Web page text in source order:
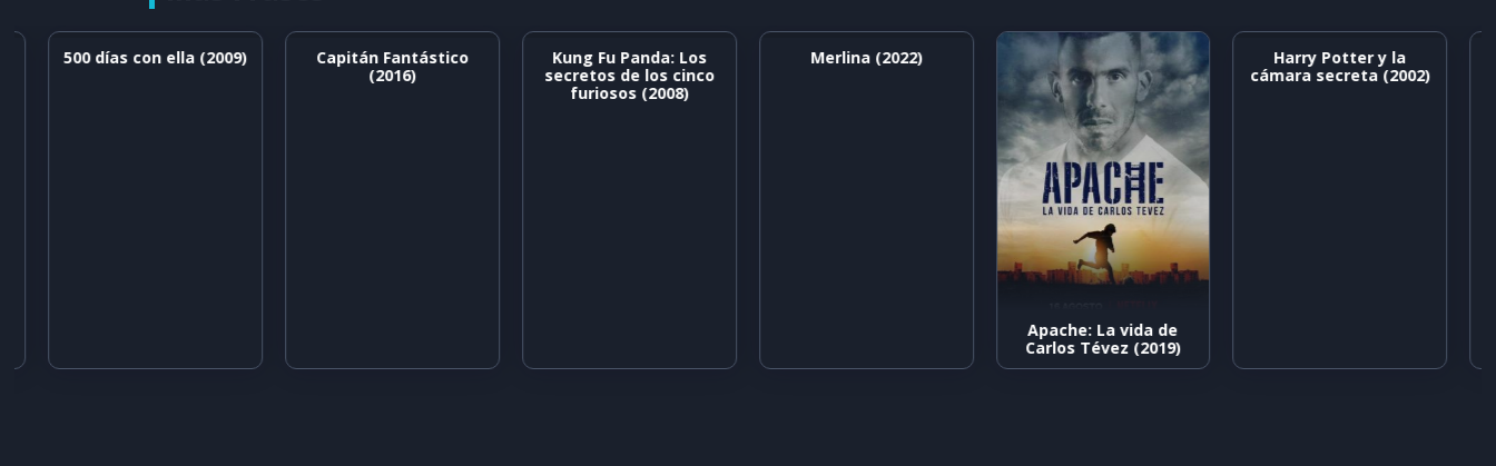
500 días con ella (2009)
Capitán Fantástico
(2016)
Kung Fu Panda: Los
secretos de los cinco
furiosos (2008)
Merlina (2022)
Apache: La vida de
Carlos Tévez (2019)
Harry Potter y la
cámara secreta (2002)